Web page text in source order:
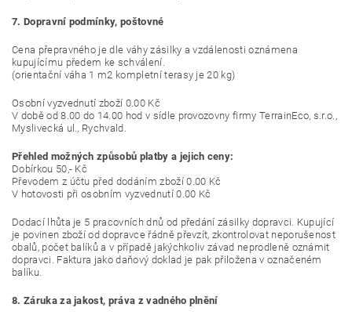
7. Dopravní podmínky, poštovné
Cena přepravného je dle váhy zásilky a vzdálenosti oznámena
kupujícímu předem ke schválení.
(orientační váha 1 m2 kompletní terasy je 20 kg)
Osobní vyzvednutí zboží 0.00 Kč
V době od 8.00 do 14.00 hod v sídle provozovny firmy TerrainEco, s.r.o.,
Myslivecká ul., Rychvald.
Přehled možných způsobů platby a jejich ceny:
Dobírkou 50,- Kč
Převodem z účtu před dodáním zboží 0.00 Kč
V hotovosti při osobním vyzvednutí 0.00 Kč
Dodací lhůta je 5 pracovních dnů od předání zásilky dopravci. Kupující
je povinen zboží od dopravce řádně převzít, zkontrolovat neporušenost
obalů, počet balíků a v případě jakýchkoliv závad neprodleně oznámit
dopravci. Faktura jako daňový doklad je pak přiložena v označeném
balíku.
8. Záruka za jakost, práva z vadného plnění